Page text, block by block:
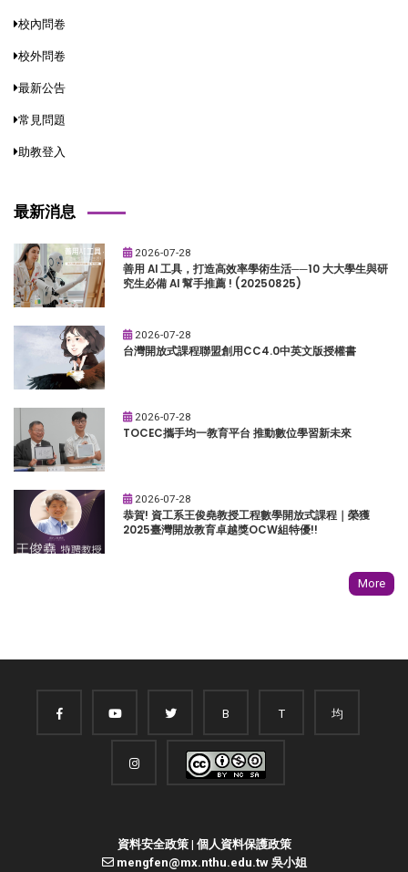
校內問卷
校外問卷
最新公告
常見問題
助教登入
最新消息
2026-07-28
善用 AI 工具，打造高效率學術生活──10 大大學生與研
究生必備 AI 幫手推薦 ! (20250825)
2026-07-28
台灣開放式課程聯盟創用CC4.0中英文版授權書
2026-07-28
TOCEC攜手均一教育平台 推動數位學習新未來
2026-07-28
恭賀! 資工系王俊堯教授工程數學開放式課程｜榮獲
2025臺灣開放教育卓越獎OCW組特優!!
More
B T 均
資料安全政策| 個人資料保護政策
mengfen@mx.nthu.edu.tw 吳小姐